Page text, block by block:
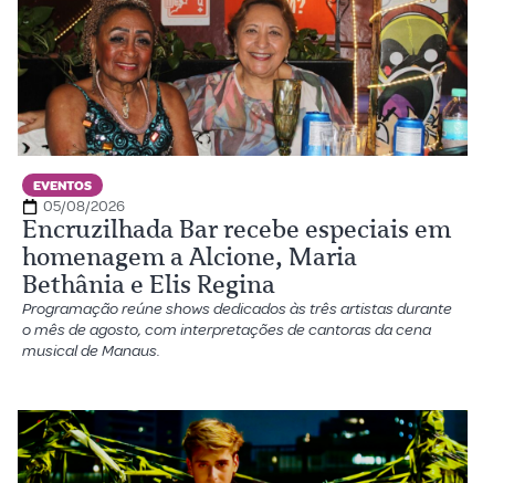
EVENTOS
05/08/2026
Encruzilhada Bar recebe especiais em
homenagem a Alcione, Maria
Bethânia e Elis Regina
Programação reúne shows dedicados às três artistas durante
o mês de agosto, com interpretações de cantoras da cena
musical de Manaus.